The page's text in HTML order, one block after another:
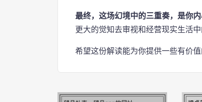
最终，这场幻境中的三重奏，是你内
更大的觉知去审视和经营现实生活中
希望这份解读能为你提供一些有价